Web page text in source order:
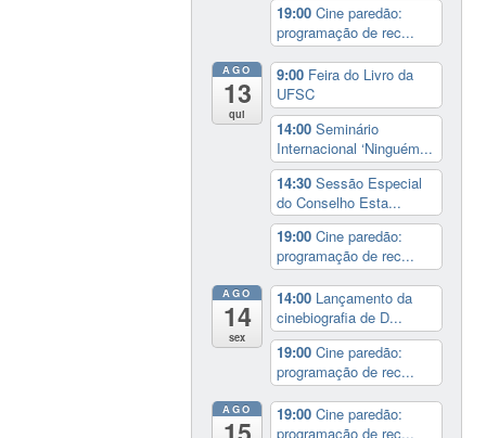
19:00Cine paredão:
programação de rec...
AGO
13
qui
9:00 Feira do Livro da
UFSC
14:00Seminário
Internacional ‘Ninguém...
14:30Sessão Especial
do Conselho Esta...
19:00Cine paredão:
programação de rec...
AGO
14
sex
14:00 Lançamento da
cinebiografia de D...
19:00Cine paredão:
programação de rec...
AGO 19:00Cine paredão:
programação de rec...